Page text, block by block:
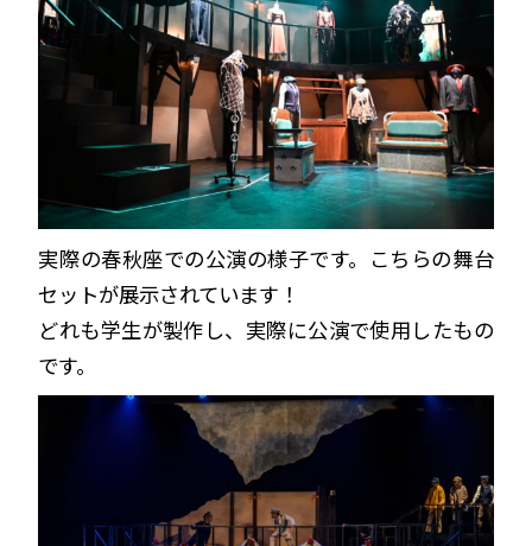
実際の春秋座での公演の様子です。こちらの舞台
セットが展示されています！
どれも学生が製作し、実際に公演で使用したもの
です。